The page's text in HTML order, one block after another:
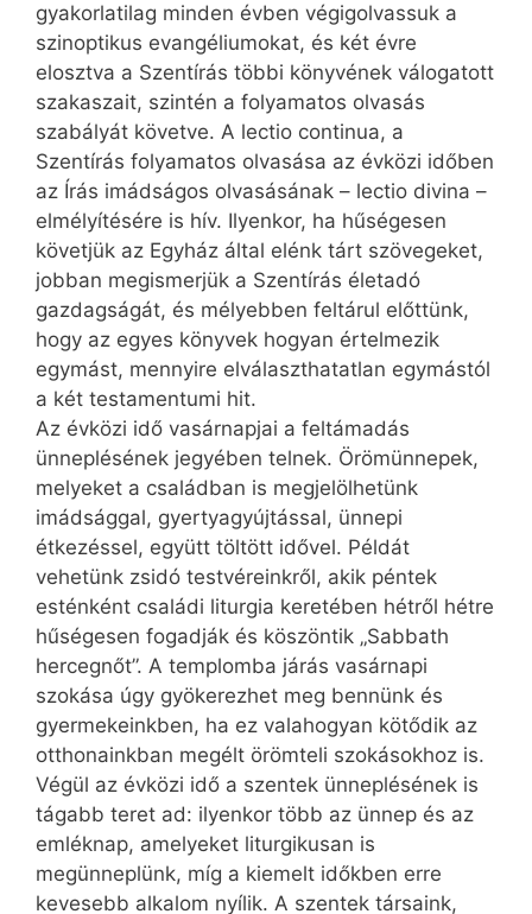
gyakorlatilag minden évben végigolvassuk a
szinoptikus evangéliumokat, és két évre
elosztva a Szentírás többi könyvének válogatott
szakaszait, szintén a folyamatos olvasás
szabályát követve. A lectio continua, a
Szentírás folyamatos olvasása az évközi időben
az Írás imádságos olvasásának – lectio divina –
elmélyítésére is hív. Ilyenkor, ha hűségesen
követjük az Egyház által elénk tárt szövegeket,
jobban megismerjük a Szentírás életadó
gazdagságát, és mélyebben feltárul előttünk,
hogy az egyes könyvek hogyan értelmezik
egymást, mennyire elválaszthatatlan egymástól
a két testamentumi hit.
Az évközi idő vasárnapjai a feltámadás
ünneplésének jegyében telnek. Örömünnepek,
melyeket a családban is megjelölhetünk
imádsággal, gyertyagyújtással, ünnepi
étkezéssel, együtt töltött idővel. Példát
vehetünk zsidó testvéreinkről, akik péntek
esténként családi liturgia keretében hétről hétre
hűségesen fogadják és köszöntik „Sabbath
hercegnőt”. A templomba járás vasárnapi
szokása úgy gyökerezhet meg bennünk és
gyermekeinkben, ha ez valahogyan kötődik az
otthonainkban megélt örömteli szokásokhoz is.
Végül az évközi idő a szentek ünneplésének is
tágabb teret ad: ilyenkor több az ünnep és az
emléknap, amelyeket liturgikusan is
megünneplünk, míg a kiemelt időkben erre
kevesebb alkalom nyílik. A szentek társaink,